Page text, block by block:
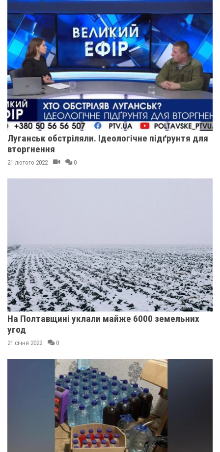
Луганськ обстріляли. Ідеологічне підґрунтя для
вторгнення
21 лютого 2022 0
На Полтавщині уклали майже 6000 земельних
угод
21 січня 2022 0